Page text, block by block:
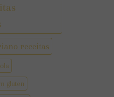
receitas
gluten